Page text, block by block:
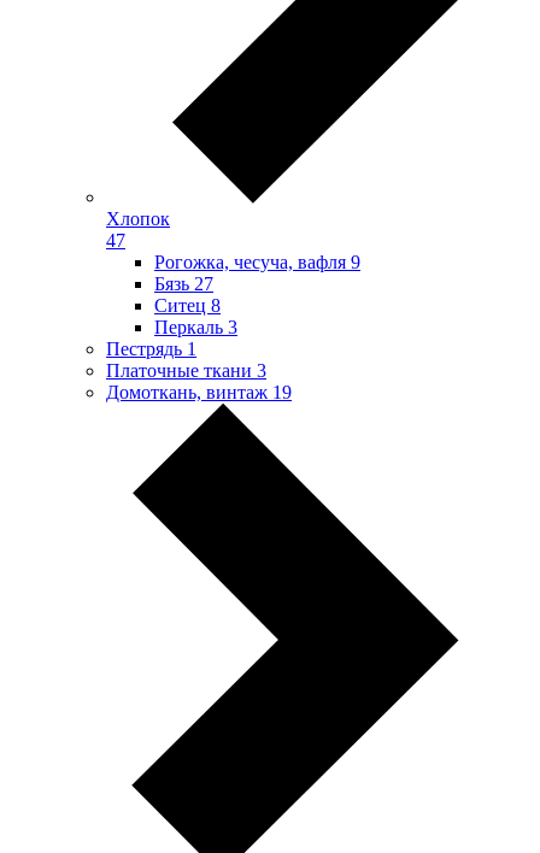
Хлопок
47
Рогожка, чесуча, вафля 9
Бязь 27
Ситец 8
Перкаль 3
Пестрядь 1
Платочные ткани 3
Домоткань, винтаж 19